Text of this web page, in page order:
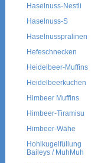
Haselnuss-Nestli
Haselnuss-S
Haselnusspralinen
Hefeschnecken
Heidelbeer-Muffins
Heidelbeerkuchen
Himbeer Muffins
Himbeer-Tiramisu
Himbeer-Wähe
Hohlkugelfüllung
Baileys / MuhMuh